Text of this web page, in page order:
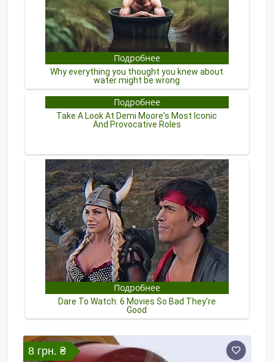
8 грн. ₴